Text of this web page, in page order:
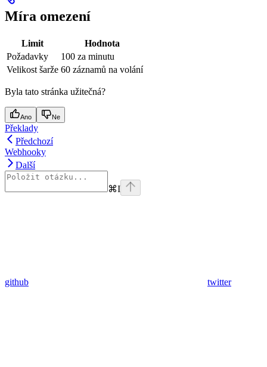
Míra omezení
Limit
Hodnota
Požadavky
100 za minutu
Velikost šarže 60 záznamů na volání
Byla tato stránka užitečná?
Ano Ne
Překlady
Předchozí
Webhooky
Další
⌘I
github twitter